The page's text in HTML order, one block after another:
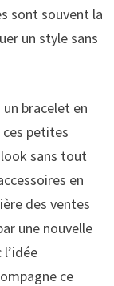
sont souvent la
un style sans
bracelet en
ces petites
sans tout
en
des ventes
une nouvelle
ce